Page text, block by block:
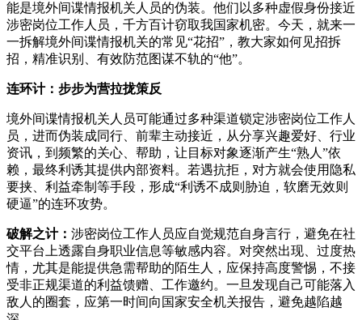
能是境外间谍情报机关人员的伪装。他们以多种虚假身份接近
涉密岗位工作人员，千方百计窃取我国家机密。今天，就来一
一拆解境外间谍情报机关的常见“花招”，教大家如何见招拆
招，精准识别、有效防范图谋不轨的“他”。
连环计：步步为营拉拢策反
境外间谍情报机关人员可能通过多种渠道锁定涉密岗位工作人
员，进而伪装成同行、前辈主动接近，从分享兴趣爱好、行业
资讯，到频繁的关心、帮助，让目标对象逐渐产生“熟人”依
赖，最终利诱其提供内部资料。若遇抗拒，对方就会使用隐私
要挟、利益牵制等手段，形成“利诱不成则胁迫，软磨无效则
硬逼”的连环攻势。
破解之计： 涉密岗位工作人员应自觉规范自身言行，避免在社
交平台上透露自身职业信息等敏感内容。对突然出现、过度热
情，尤其是能提供急需帮助的陌生人，应保持高度警惕，不接
受非正规渠道的利益馈赠、工作邀约。一旦发现自己可能落入
敌人的圈套，应第一时间向国家安全机关报告，避免越陷越